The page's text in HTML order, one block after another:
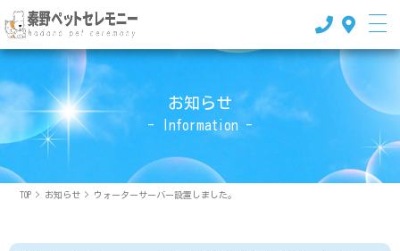
お知らせ
- Information -
TOP > お知らせ > ウォーターサーバー設置しました。